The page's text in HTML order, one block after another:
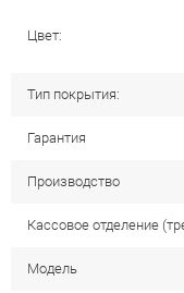
Цвет:
Тип покрытия:
Гарантия
Производство
Кассовое отделение
Модель